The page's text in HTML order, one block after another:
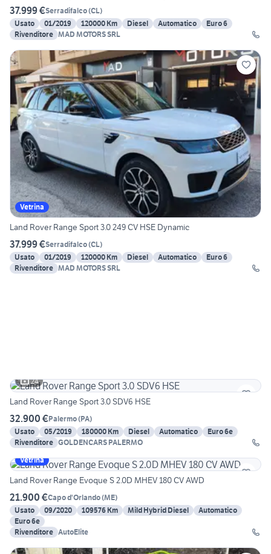
37.999 €Serradifalco(CL)
Usato
01/2019 120000 Km Diesel Automatico
Euro 6
Rivenditore MAD MOTORS SRL
Vetrina
Land Rover Range Sport 3.0 249 CV HSE Dynamic
37.999 €Serradifalco(CL)
Usato
01/2019 120000 Km Diesel Automatico
Euro 6
Rivenditore MAD MOTORS SRL
24
Land Rover Range Sport 3.0 SDV6 HSE
32.900 €Palermo(PA)
Usato
05/2019 180000 Km Diesel Automatico
Euro 6e
Rivenditore GOLDENCARS PALERMO
Vetrina
Land Rover Range Evoque S 2.0D MHEV 180 CV AWD
21.900 €Capo d'Orlando(ME)
Usato
09/2020 109576 Km Mild Hybrid Diesel
Automatico
Euro 6e
Rivenditore AutoElite